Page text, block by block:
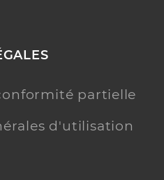
partielle
d'utilisation